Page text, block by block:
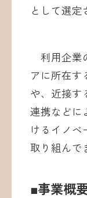
として選定
利用企業
アに所在す
や、近接す
連携などに
けるイノベ
取り組んで
■事業概